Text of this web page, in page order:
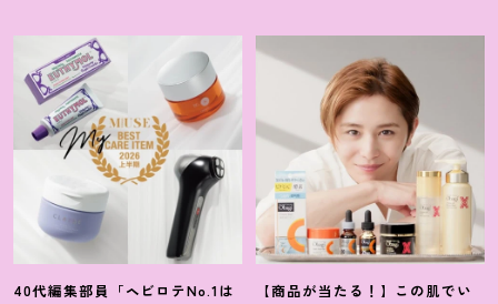
た
ヤーがかなり優秀！
40代編集部員「ヘビロテNo.1は
【商品が当たる ！ 】この肌でい